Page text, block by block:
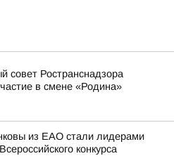
совет Ространснадзора
в смене «Родина»
из ЕАО стали лидерами
конкурса